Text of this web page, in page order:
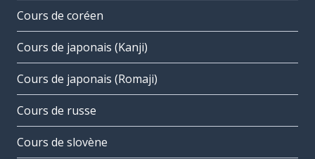
Cours de coréen
Cours de japonais (Kanji)
Cours de japonais (Romaji)
Cours de russe
Cours de slovène